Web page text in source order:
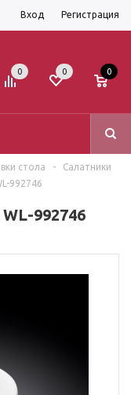
Вход Регистрация
0 0 0
стола -
Салатники
992746
992746